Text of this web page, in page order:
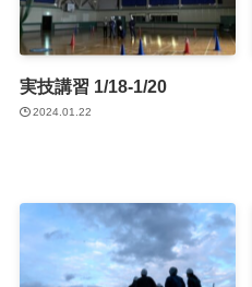
実技講習 1/18-1/20
2024.01.22